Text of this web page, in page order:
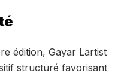
édition, Gayar Lartist
structuré favorisant